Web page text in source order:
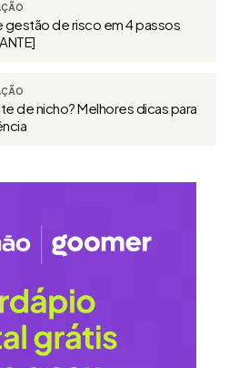
gestão de risco em 4 passos
de nicho? Melhores dicas para